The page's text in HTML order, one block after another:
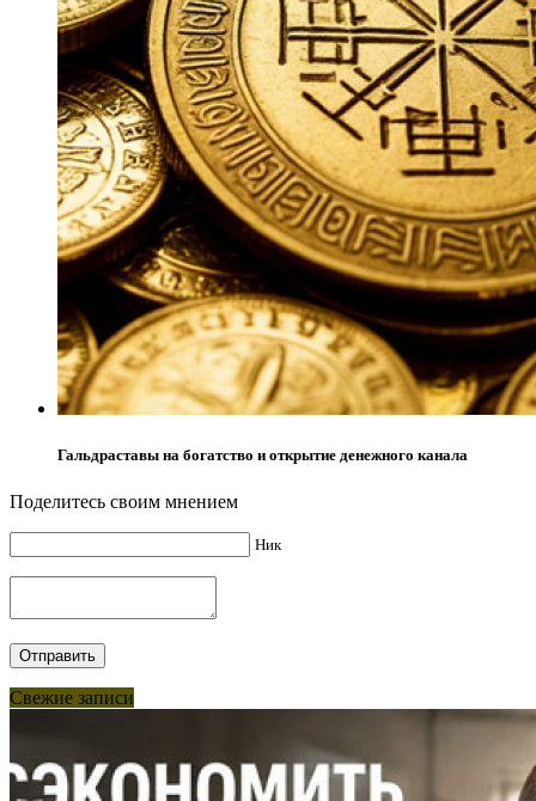
Гальдраставы на богатство и открытие денежного канала
Поделитесь своим мнением
Ник
Свежие записи